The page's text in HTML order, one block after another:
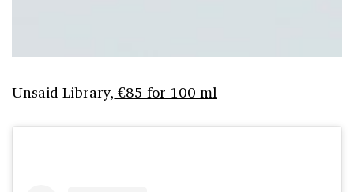
Unsaid Library, €85 for 100 ml